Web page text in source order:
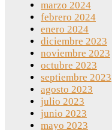
marzo 2024
febrero 2024
enero 2024
diciembre 2023
noviembre 2023
octubre 2023
septiembre 2023
agosto 2023
julio 2023
junio 2023
mayo 2023